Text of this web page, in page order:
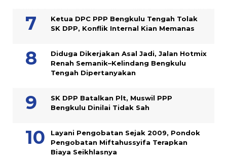
Ketua DPC PPP Bengkulu Tengah Tolak
SK DPP, Konflik Internal Kian Memanas
Diduga Dikerjakan Asal Jadi, Jalan Hotmix
Renah Semanik–Kelindang Bengkulu
Tengah Dipertanyakan
SK DPP Batalkan Plt, Muswil PPP
Bengkulu Dinilai Tidak Sah
Layani Pengobatan Sejak 2009, Pondok
Pengobatan Miftahussyifa Terapkan
Biaya Seikhlasnya